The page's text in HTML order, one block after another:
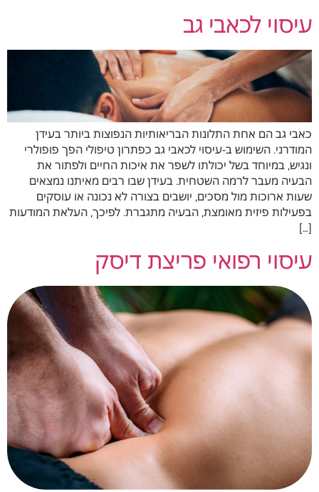
עיסוי לכאבי גב
כאבי גב הם אחת התלונות הבריאותיות הנפוצות ביותר בעידן
המודרני. השימוש ב-עיסוי לכאבי גב כפתרון טיפולי הפך פופולרי
ונגיש, במיוחד בשל יכולתו לשפר את איכות החיים ולפתור את
הבעיה מעבר לרמה השטחית. בעידן שבו רבים מאיתנו נמצאים
שעות ארוכות מול מסכים, יושבים בצורה לא נכונה או עוסקים
בפעילות פיזית מאומצת, הבעיה מתגברת. לפיכך, העלאת המודעות
[…]
עיסוי רפואי פריצת דיסק